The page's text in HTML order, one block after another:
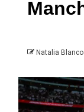
Natalia Blanco